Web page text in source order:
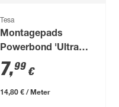
Tesa
Montagepads
Powerbond 'Ultra
Strong' 60 x 20 mm
9 Stück
7,99 €
14,80 € / Meter